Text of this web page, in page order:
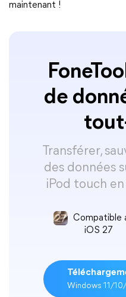
maintenant !
de
Transférer,
des données
iPod touch
Compatible
iOS 27
Windows 11/